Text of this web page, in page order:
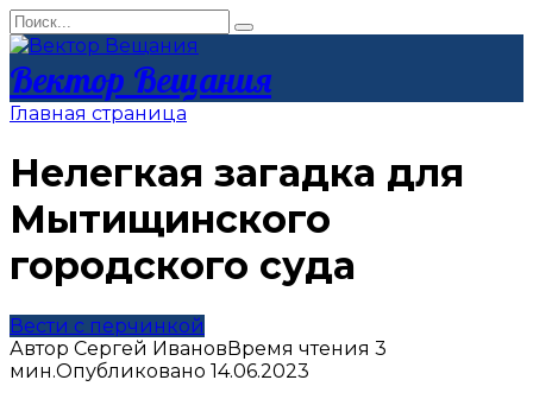
Перейти
к
контенту
Search
for:
Вектор Вещания
Главная страница
Нелегкая загадка для
Мытищинского
городского суда
Вести с перчинкой
Автор Сергей ИвановВремя чтения 3
мин.Опубликовано 14.06.2023